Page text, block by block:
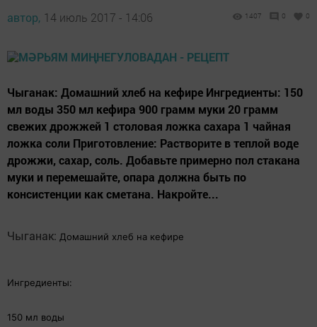
автор, 14 июль 2017 - 14:06 1407 0 0
Чыганак: Домашний хлеб на кефире Ингредиенты: 150
мл воды 350 мл кефира 900 грамм муки 20 грамм
свежих дрожжей 1 столовая ложка сахара 1 чайная
ложка соли Приготовление: Растворите в теплой воде
дрожжи, сахар, соль. Добавьте примерно пол стакана
муки и перемешайте, опара должна быть по
консистенции как сметана. Накройте...
Чыганак: Домашний хлеб на кефире
Ингредиенты:
150 мл воды